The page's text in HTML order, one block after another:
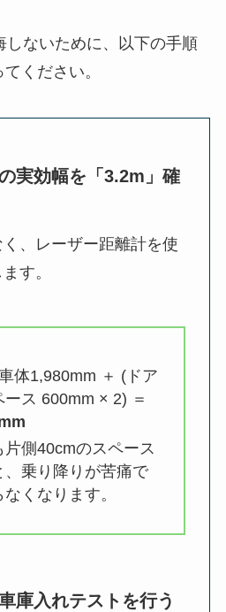
しないために、以下の手順
ください。
実効幅を「3.2m」確
、レーザー距離計を使
す。
体1,980mm ＋ (ドア
ース 600mm × 2) ＝
片側40cmのスペース
、乗り降りが苦痛で
くなります。
庫入れテストを行う